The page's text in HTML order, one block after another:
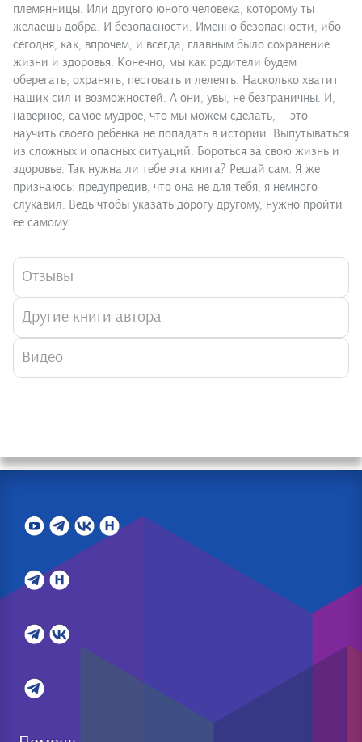
племянницы. Или другого юного человека, которому ты
желаешь добра. И безопасности. Именно безопасности, ибо
сегодня, как, впрочем, и всегда, главным было сохранение
жизни и здоровья. Конечно, мы как родители будем
оберегать, охранять, пестовать и лелеять. Насколько хватит
наших сил и возможностей. А они, увы, не безграничны. И,
наверное, самое мудрое, что мы можем сделать, — это
научить своего ребенка не попадать в истории. Выпутываться
из сложных и опасных ситуаций. Бороться за свою жизнь и
здоровье. Так нужна ли тебе эта книга? Решай сам. Я же
признаюсь: предупредив, что она не для тебя, я немного
слукавил. Ведь чтобы указать дорогу другому, нужно пройти
ее самому.
Отзывы
Другие книги автора
Видео